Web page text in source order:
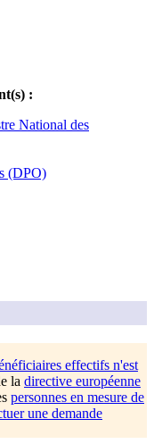
:
National des
(DPO)
effectifs n'est
la directive européenne
personnes en mesure de
une demande